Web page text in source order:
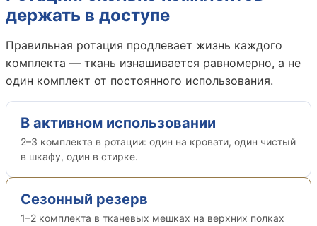
держать в доступе
Правильная ротация продлевает жизнь каждого
комплекта — ткань изнашивается равномерно, а не
один комплект от постоянного использования.
В активном использовании
2–3 комплекта в ротации: один на кровати, один чистый
в шкафу, один в стирке.
Сезонный резерв
1–2 комплекта в тканевых мешках на верхних полках